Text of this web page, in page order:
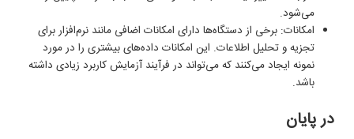
می‌شود.
امکانات: برخی از دستگاه‌ها دارای امکانات اضافی مانند نرم‌افزار برای
تجزیه و تحلیل اطلاعات. این امکانات داده‌های بیشتری را در مورد
نمونه ایجاد می‌کنند که می‌تواند در فرآیند آزمایش کاربرد زیادی داشته
باشد.
در پایان